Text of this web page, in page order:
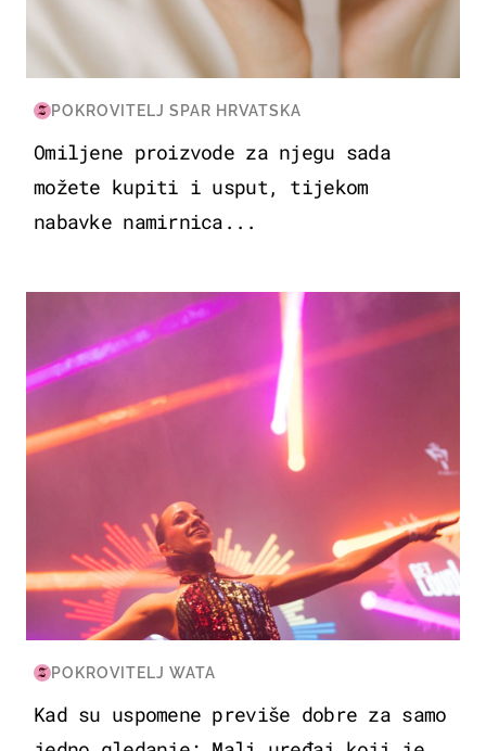
POKROVITELJ SPAR HRVATSKA
Omiljene proizvode za njegu sada
možete kupiti i usput, tijekom
nabavke namirnica...
KULTURA & ZABAVA
POKROVITELJ WATA
Kad su uspomene previše dobre za samo